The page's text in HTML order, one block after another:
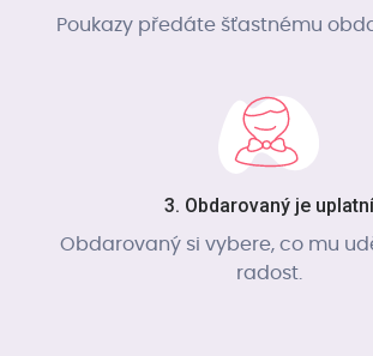
Poukazy předáte šťastnému
3. Obdarovaný je uplatní
Obdarovaný si vybere, co mu
radost.